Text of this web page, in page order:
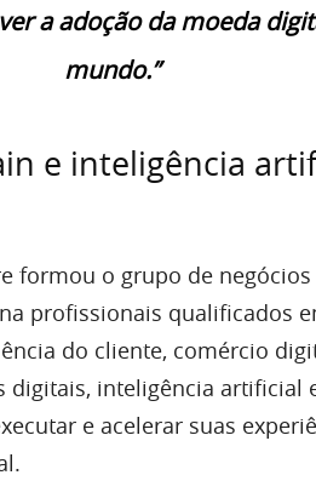
a adoção da moeda
mundo.”
e inteligência
formou o grupo de
profissionais qualificados
do cliente, comércio
digitais, inteligência artificial
e acelerar suas